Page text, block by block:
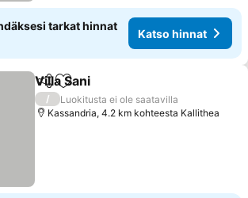
tarkat hinnat
Katso hinnat
Jaa Lisää suosikkeihin
Villa Sani
/
Luokitusta ei ole saatavilla
Kassandria, 4.2 km kohteesta Kallithea